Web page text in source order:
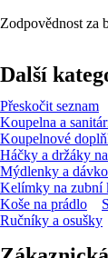
Zodpovědnost za
Další
Přeskočit seznam
Koupelna a
Koupelnové
Háčky a držáky
Mýdlenky a
Kelímky na zubní
Koše na prádlo
Ručníky a osušky